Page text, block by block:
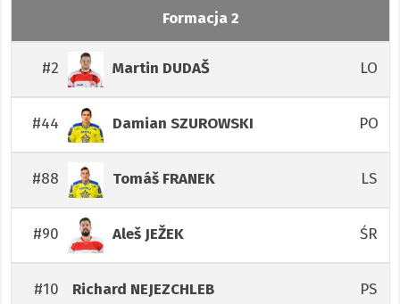
Formacja 2
#2 Martin DUDAŠ LO
#44 Damian SZUROWSKI PO
#88 Tomáš FRANEK LS
#90 AlešJEŽEK ŚR
#10 Richard NEJEZCHLEB PS